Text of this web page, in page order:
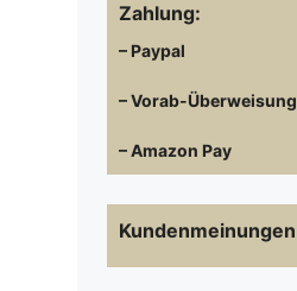
Zahlung:
– Paypal
– Vorab-Überweisung
– Amazon Pay
Kundenmeinungen